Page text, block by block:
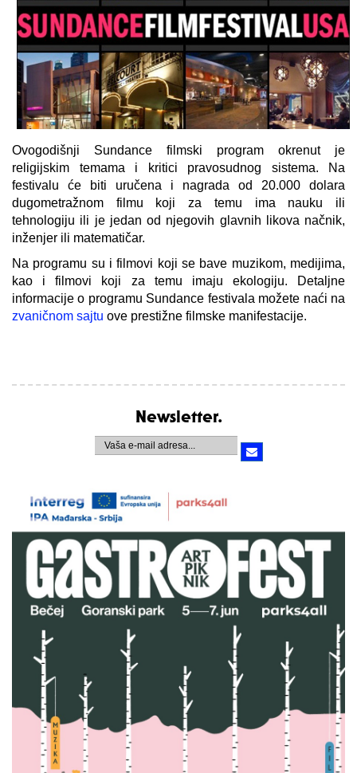
Ovogodišnji Sundance filmski program okrenut je
religijskim temama i kritici pravosudnog sistema. Na
festivalu će biti uručena i nagrada od 20.000 dolara
dugometražnom filmu koji za temu ima nauku ili
tehnologiju ili je jedan od njegovih glavnih likova načnik,
inženjer ili matematičar.
Na programu su i filmovi koji se bave muzikom, medijima,
kao i filmovi koji za temu imaju ekologiju. Detaljne
informacije o programu Sundance festivala možete naći na
zvaničnom sajtu ove prestižne filmske manifestacije.
Newsletter.